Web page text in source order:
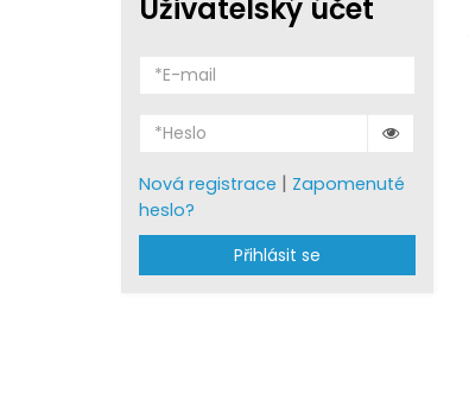
Uživatelský účet
Nová registrace | Zapomenuté
heslo?
Přihlásit se